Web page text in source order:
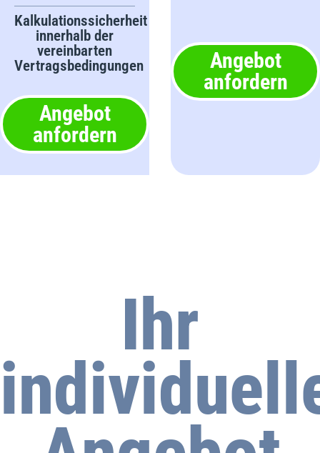
Kalkulationssicherheit
innerhalb der
vereinbarten
Vertragsbedingungen
Angebot
anfordern
Angebot
anfordern
Ihr